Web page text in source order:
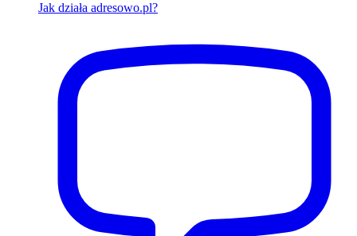
Jak działa adresowo.pl?